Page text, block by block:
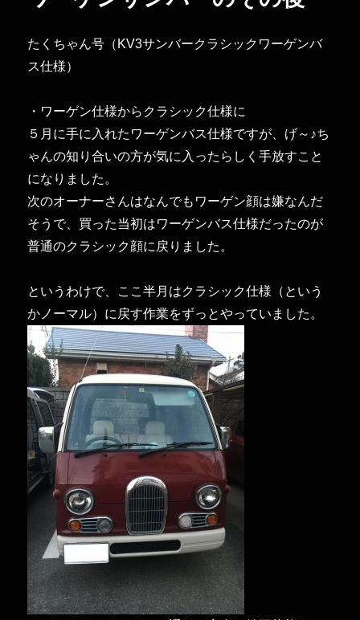
たくちゃん号（KV3サンバークラシックワーゲンバ
ス仕様）
・ワーゲン仕様からクラシック仕様に
５月に手に入れたワーゲンバス仕様ですが、げ～♪ち
ゃんの知り合いの方が気に入ったらしく手放すこと
になりました。
次のオーナーさんはなんでもワーゲン顔は嫌なんだ
そうで、買った当初はワーゲンバス仕様だったのが
普通のクラシック顔に戻りました。
というわけで、ここ半月はクラシック仕様（という
かノーマル）に戻す作業をずっとやっていました。